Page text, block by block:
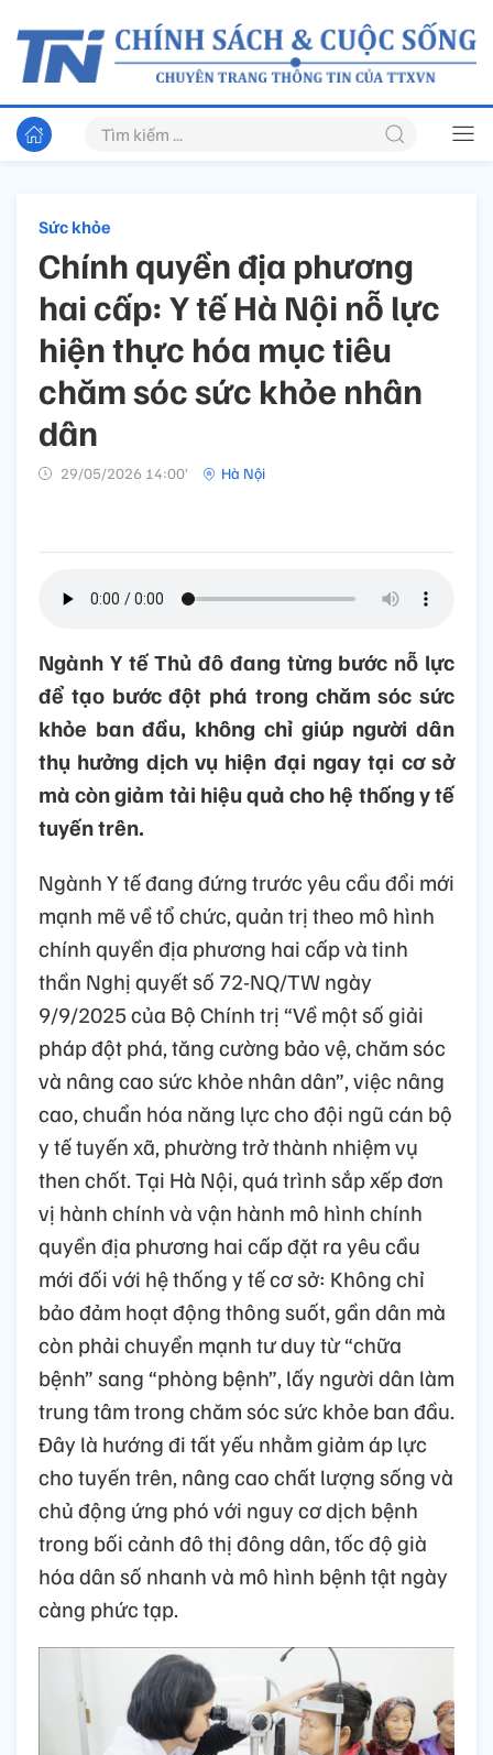
Sức khỏe
Chính quyền địa phương
hai cấp: Y tế Hà Nội nỗ lực
hiện thực hóa mục tiêu
chăm sóc sức khỏe nhân
dân
29/05/2026 14:00’ Hà Nội
Ngành Y tế Thủ đô đang từng bước nỗ lực
để tạo bước đột phá trong chăm sóc sức
khỏe ban đầu, không chỉ giúp người dân
thụ hưởng dịch vụ hiện đại ngay tại cơ sở
mà còn giảm tải hiệu quả cho hệ thống y tế
tuyến trên.
Ngành Y tế đang đứng trước yêu cầu đổi mới
mạnh mẽ về tổ chức, quản trị theo mô hình
chính quyền địa phương hai cấp và tinh
thần Nghị quyết số 72-NQ/TW ngày
9/9/2025 của Bộ Chính trị “Về một số giải
pháp đột phá, tăng cường bảo vệ, chăm sóc
và nâng cao sức khỏe nhân dân”, việc nâng
cao, chuẩn hóa năng lực cho đội ngũ cán bộ
y tế tuyến xã, phường trở thành nhiệm vụ
then chốt. Tại Hà Nội, quá trình sắp xếp đơn
vị hành chính và vận hành mô hình chính
quyền địa phương hai cấp đặt ra yêu cầu
mới đối với hệ thống y tế cơ sở: Không chỉ
bảo đảm hoạt động thông suốt, gần dân mà
còn phải chuyển mạnh tư duy từ “chữa
bệnh” sang “phòng bệnh”, lấy người dân làm
trung tâm trong chăm sóc sức khỏe ban đầu.
Đây là hướng đi tất yếu nhằm giảm áp lực
cho tuyến trên, nâng cao chất lượng sống và
chủ động ứng phó với nguy cơ dịch bệnh
trong bối cảnh đô thị đông dân, tốc độ già
hóa dân số nhanh và mô hình bệnh tật ngày
càng phức tạp.